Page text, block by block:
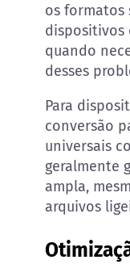
os
dispositivos
quando
desses
Para
conversão
universais
geralmente
ampla,
arquivos